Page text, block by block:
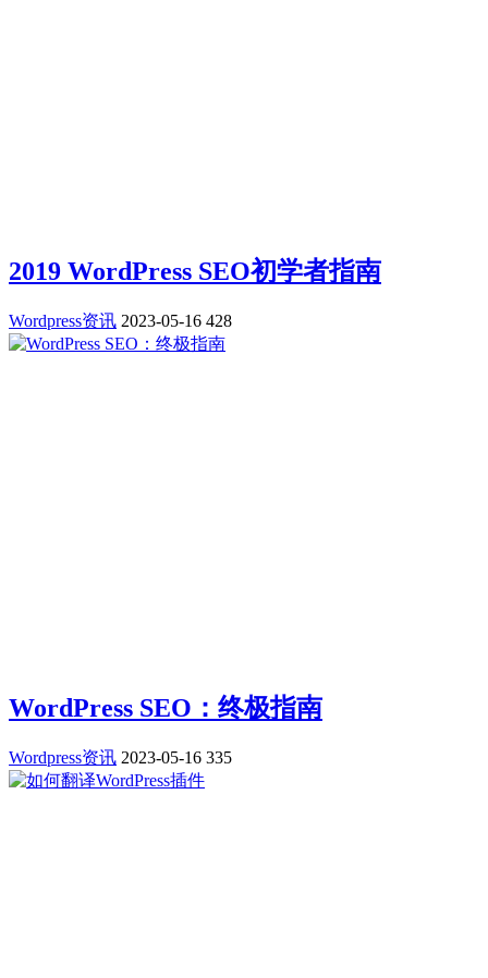
2019 WordPress SEO初学者指南
Wordpress资讯 2023-05-16 428
WordPress SEO：终极指南
Wordpress资讯 2023-05-16 335